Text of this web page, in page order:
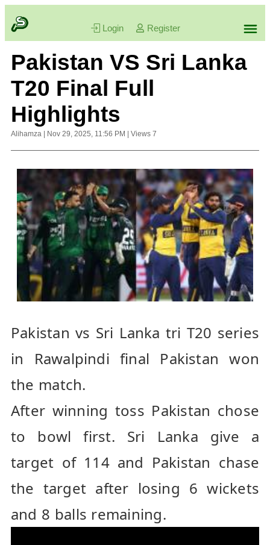
Login Register
Pakistan VS Sri Lanka
T20 Final Full
Highlights
Alihamza Nov 29, 2025, 11:56 PM Views 7
Pakistan vs Sri Lanka tri T20 series
in Rawalpindi final Pakistan won
the match.
After winning toss Pakistan chose
to bowl first. Sri Lanka give a
target of 114 and Pakistan chase
the target after losing 6 wickets
and 8 balls remaining.